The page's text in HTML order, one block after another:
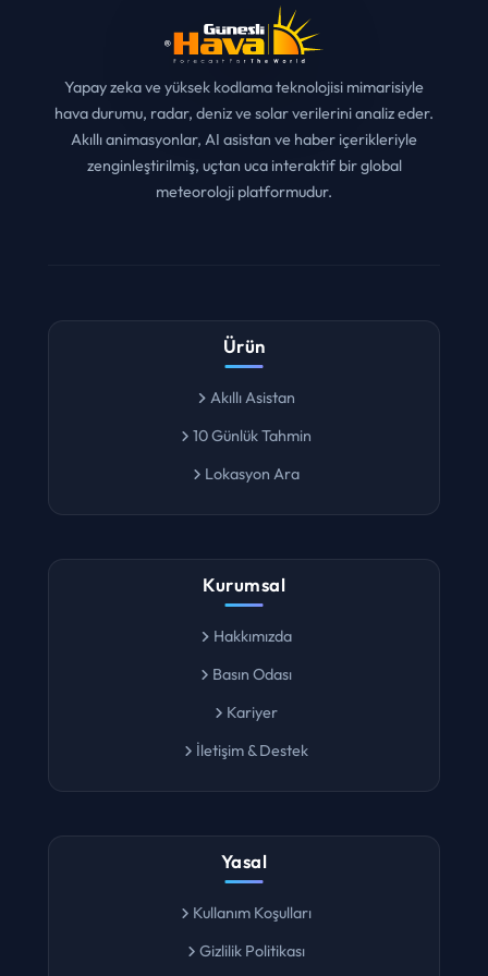
Yapay zeka ve yüksek kodlama teknolojisi mimarisiyle
hava durumu, radar, deniz ve solar verilerini analiz eder.
Akıllı animasyonlar, AI asistan ve haber içerikleriyle
zenginleştirilmiş, uçtan uca interaktif bir global
Ürün
Kurumsal
Yasal